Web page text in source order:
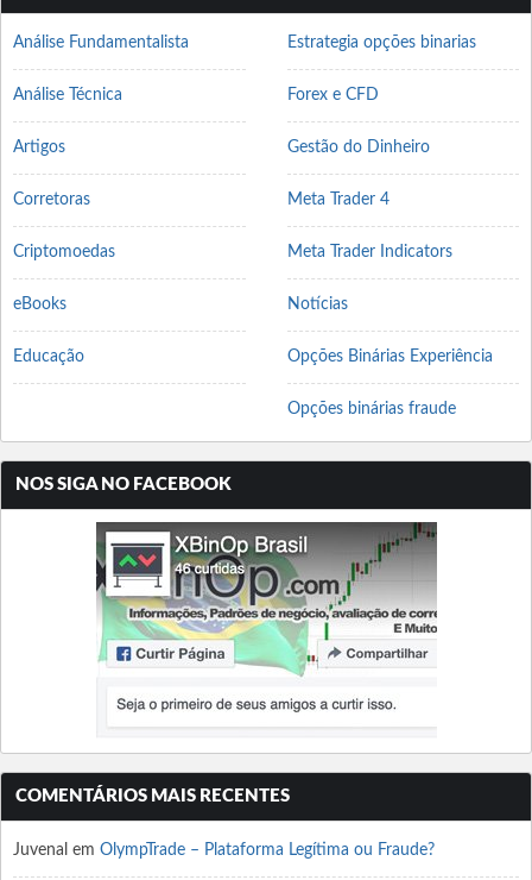
Análise Fundamentalista
Análise Técnica
Artigos
Corretoras
Criptomoedas
eBooks
Educação
Estrategia opções binarias
Forex e CFD
Gestão do Dinheiro
Meta Trader 4
Meta Trader Indicators
Notícias
Opções Binárias Experiência
Opções binárias fraude
NOS SIGA NO FACEBOOK
COMENTÁRIOS MAIS RECENTES
Juvenal em OlympTrade – Plataforma Legítima ou Fraude?